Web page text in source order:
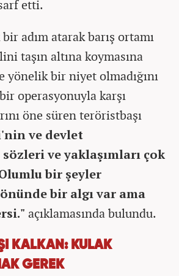
etti.
adım atarak barış ortamı
taşın altına koymasına
yönelik bir niyet olmadığını
operasyonuyla karşı
öne süren teröristbaşı
ve devlet
ve yaklaşımları çok
bir şeyler
bir algı var ama
açıklamasında bulundu.
KALKAN: KULAK
GEREK